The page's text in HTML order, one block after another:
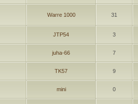
Warre 1000 31
JTP54 3
juha-66 7
TK57 9
mini 0